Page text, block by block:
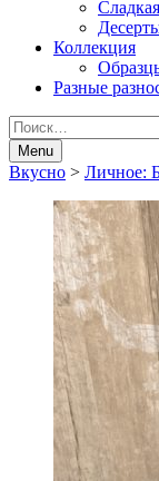
Коллекция
Разные
Search
Найти:
Menu
navigation
Вкусно > Личное: